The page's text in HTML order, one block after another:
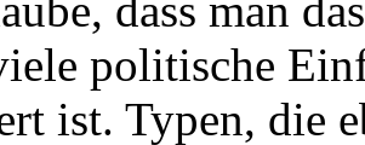
politische
ist. Typen, die